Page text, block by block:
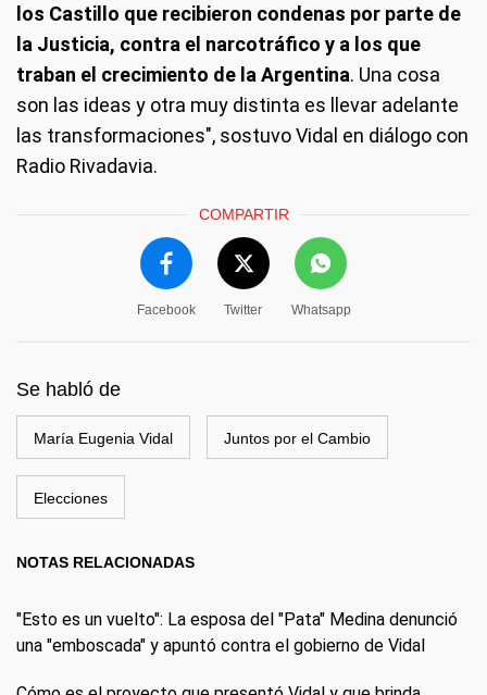
los Castillo que recibieron condenas por parte de
la Justicia, contra el narcotráfico y a los que
traban el crecimiento de la Argentina. Una cosa
son las ideas y otra muy distinta es llevar adelante
las transformaciones", sostuvo Vidal en diálogo con
Radio Rivadavia.
COMPARTIR
Facebook Twitter Whatsapp
Se habló de
María Eugenia Vidal Juntos por el Cambio
Elecciones
NOTAS RELACIONADAS
"Esto es un vuelto": La esposa del "Pata" Medina denunció
una "emboscada" y apuntó contra el gobierno de Vidal